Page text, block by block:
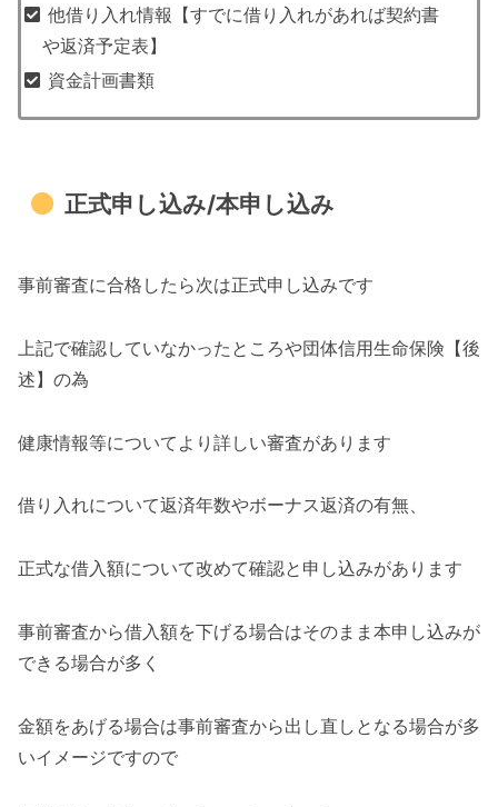
他借り入れ情報【すでに借り入れがあれば契約書
や返済予定表】
資金計画書類
正式申し込み/本申し込み
事前審査に合格したら次は正式申し込みです
上記で確認していなかったところや団体信用生命保険【後
述】の為
健康情報等についてより詳しい審査があります
借り入れについて返済年数やボーナス返済の有無、
正式な借入額について改めて確認と申し込みがあります
事前審査から借入額を下げる場合はそのまま本申し込みが
できる場合が多く
金額をあげる場合は事前審査から出し直しとなる場合が多
いイメージですので